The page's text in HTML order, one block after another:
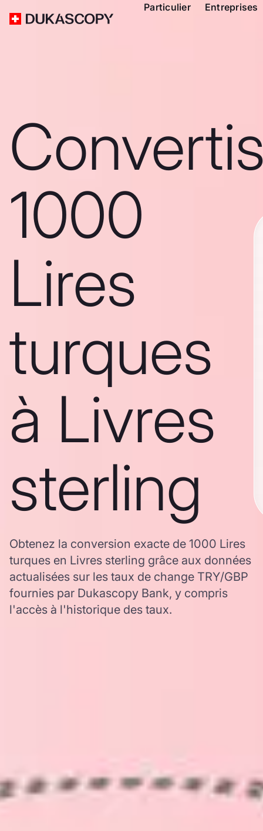
Particulier Entreprises
1000
Lires
turques
à Livres
sterling
Obtenez la conversion exacte de 1000 Lires
turques en Livres sterling grâce aux données
actualisées sur les taux de change TRY/GBP
fournies par Dukascopy Bank, y compris
l'accès à l'historique des taux.